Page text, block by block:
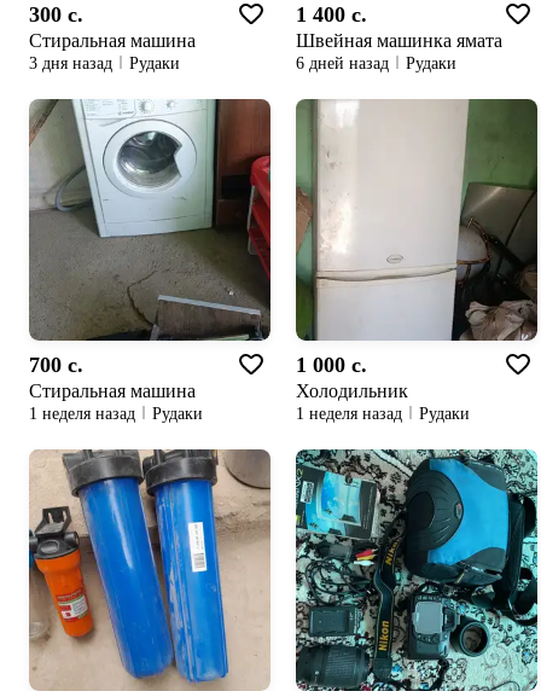
300 c.
Стиральная машина
3 дня назад Рудаки
1 400 c.
Швейная машинка ямата
6 дней назад Рудаки
700 c.
Стиральная машина
1 неделя назад Рудаки
1 000 c.
Холодильник
1 неделя назад Рудаки